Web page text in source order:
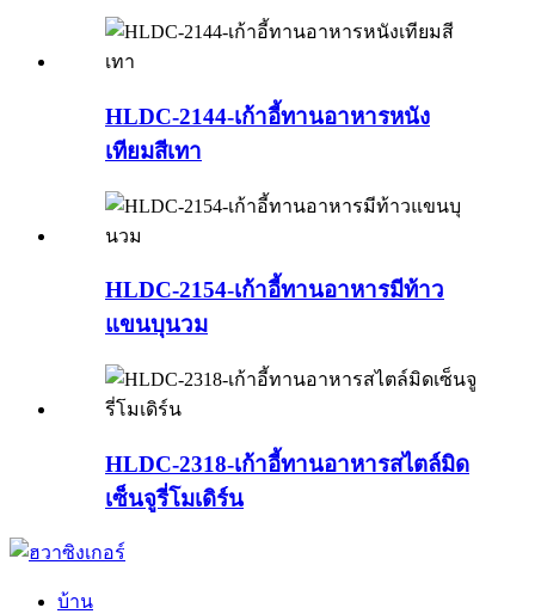
HLDC-2144-เก้าอี้ทานอาหารหนัง
เทียมสีเทา
HLDC-2154-เก้าอี้ทานอาหารมีท้าว
แขนบุนวม
HLDC-2318-เก้าอี้ทานอาหารสไตล์มิด
เซ็นจูรี่โมเดิร์น
บ้าน